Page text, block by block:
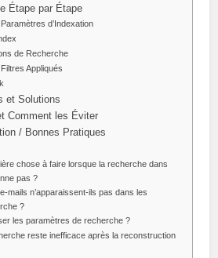
Étape par Étape
d’Indexation
de Recherche
Appliqués
et Solutions
Comment les Éviter
/ Bonnes Pratiques
chose à faire lorsque la recherche dans
pas ?
mails n’apparaissent-ils pas dans les
?
les paramètres de recherche ?
reste inefficace après la reconstruction